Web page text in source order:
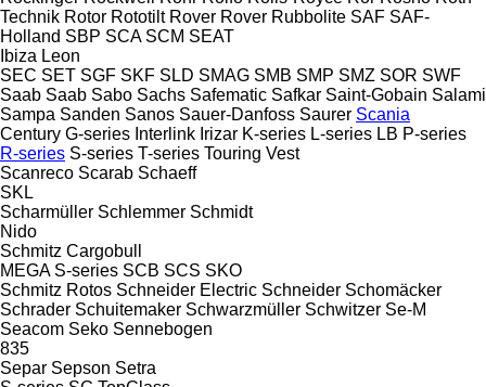
Technik Rotor Rototilt Rover Rover Rubbolite SAF SAF-
Holland SBP SCA SCM SEAT
Ibiza Leon
SEC SET SGF SKF SLD SMAG SMB SMP SMZ SOR SWF
Saab Saab Sabo Sachs Safematic Safkar Saint-Gobain Salami
Sampa Sanden Sanos Sauer-Danfoss Saurer Scania
Century G-series Interlink Irizar K-series L-series LB P-series
R-series S-series T-series Touring Vest
Scanreco Scarab Schaeff
SKL
Scharmüller Schlemmer Schmidt
Nido
Schmitz Cargobull
MEGA S-series SCB SCS SKO
Schmitz Rotos Schneider Electric Schneider Schomäcker
Schrader Schuitemaker Schwarzmüller Schwitzer Se-M
Seacom Seko Sennebogen
835
Separ Sepson Setra